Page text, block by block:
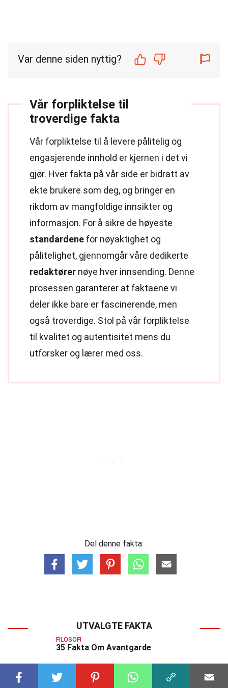
Var denne siden nyttig?
Vår forpliktelse til
troverdige fakta
Vår forpliktelse til å levere pålitelig og
engasjerende innhold er kjernen i det vi
gjør. Hver fakta på vår side er bidratt av
ekte brukere som deg, og bringer en
rikdom av mangfoldige innsikter og
informasjon. For å sikre de høyeste
standardene for nøyaktighet og
pålitelighet, gjennomgår våre dedikerte
redaktører nøye hver innsending. Denne
prosessen garanterer at faktaene vi
deler ikke bare er fascinerende, men
også troverdige. Stol på vår forpliktelse
til kvalitet og autentisitet mens du
utforsker og lærer med oss.
Del denne fakta:
UTVALGTE FAKTA
FILOSOFI
35 Fakta Om Avantgarde
FILOSOFI
26 Fakta Om Strukturalisme